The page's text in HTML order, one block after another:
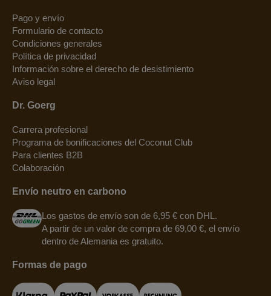
Pago y envío
Formulario de contacto
Condiciones generales
Política de privacidad
Información sobre el derecho de desistimiento
Aviso legal
Dr. Goerg
Carrera profesional
Programa de bonificaciones del Coconut Club
Para clientes B2B
Colaboración
Envío neutro en carbono
Los gastos de envío son de 6,95 € con DHL.
A partir de un valor de compra de 69,00 €, el envío
dentro de Alemania es gratuito.
Formas de pago